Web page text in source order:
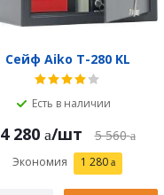
Сейф Aiko T-280 KL
Есть в наличии
4 280 /шт 5 560
Экономия 1 280